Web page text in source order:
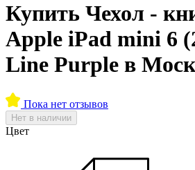
Купить Чехол -
Apple iPad mini 6
Line Purple в
Пока нет отзывов
Нет в наличии
Цвет